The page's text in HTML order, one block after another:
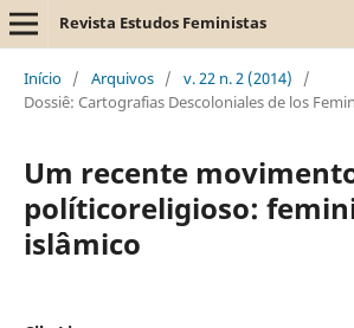
Revista Estudos Feministas
Início / Arquivos / v. 22 n. 2 (2014)
/
Dossiê: Cartografias Descoloniales de los
Um recente
políticoreligioso:
islâmico